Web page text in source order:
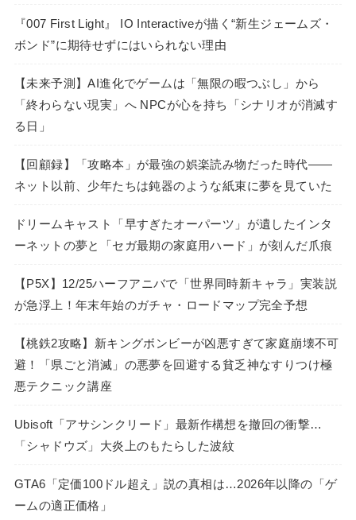
『007 First Light』 IO Interactiveが描く“新生ジェームズ・
ボンド”に期待せずにはいられない理由
【未来予測】AI進化でゲームは「無限の暇つぶし」から
「終わらない現実」へ NPCが心を持ち「シナリオが消滅す
る日」
【回顧録】「攻略本」が最強の娯楽読み物だった時代――
ネット以前、少年たちは鈍器のような紙束に夢を見ていた
ドリームキャスト「早すぎたオーパーツ」が遺したインタ
ーネットの夢と「セガ最期の家庭用ハード」が刻んだ爪痕
【P5X】12/25ハーフアニバで「世界同時新キャラ」実装説
が急浮上！年末年始のガチャ・ロードマップ完全予想
【桃鉄2攻略】新キングボンビーが凶悪すぎて家庭崩壊不可
避！「県ごと消滅」の悪夢を回避する貧乏神なすりつけ極
悪テクニック講座
Ubisoft「アサシンクリード」最新作構想を撤回の衝撃…
「シャドウズ」大炎上のもたらした波紋
GTA6「定価100ドル超え」説の真相は…2026年以降の「ゲ
ームの適正価格」